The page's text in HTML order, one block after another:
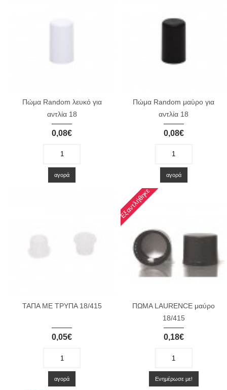
Πώμα Random λευκό για
αντλία 18
0,08€
αγορά
Πώμα Random μαύρο για
αντλία 18
0,08€
αγορά
ΤΑΠΑ ΜΕ ΤΡΥΠΑ 18/415
0,05€
αγορά
Εξαντλήθηκε
ΠΩΜΑ LAURENCE μαύρο
18/415
0,18€
Ενημέρωσε με!